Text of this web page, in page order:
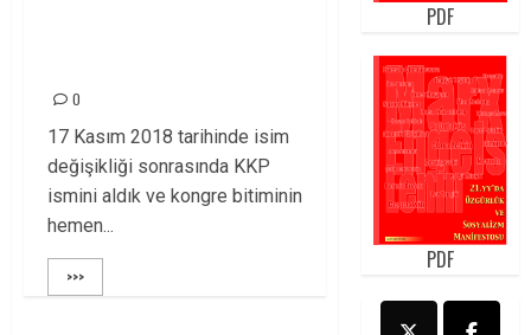
0
17 Kasım 2018 tarihinde isim
değişikliği sonrasında KKP
ismini aldık ve kongre bitiminin
hemen...
>>>
PDF
PDF